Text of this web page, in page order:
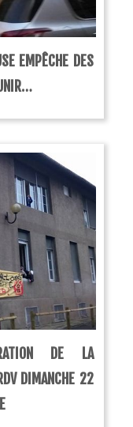
EMPÊCHE DES
DE LA
DIMANCHE 22